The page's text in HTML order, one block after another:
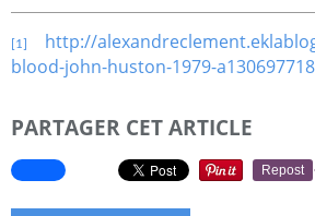
[1]
http://
blood-john-huston-1979-a130697718
PARTAGER CET ARTICLE
Repost